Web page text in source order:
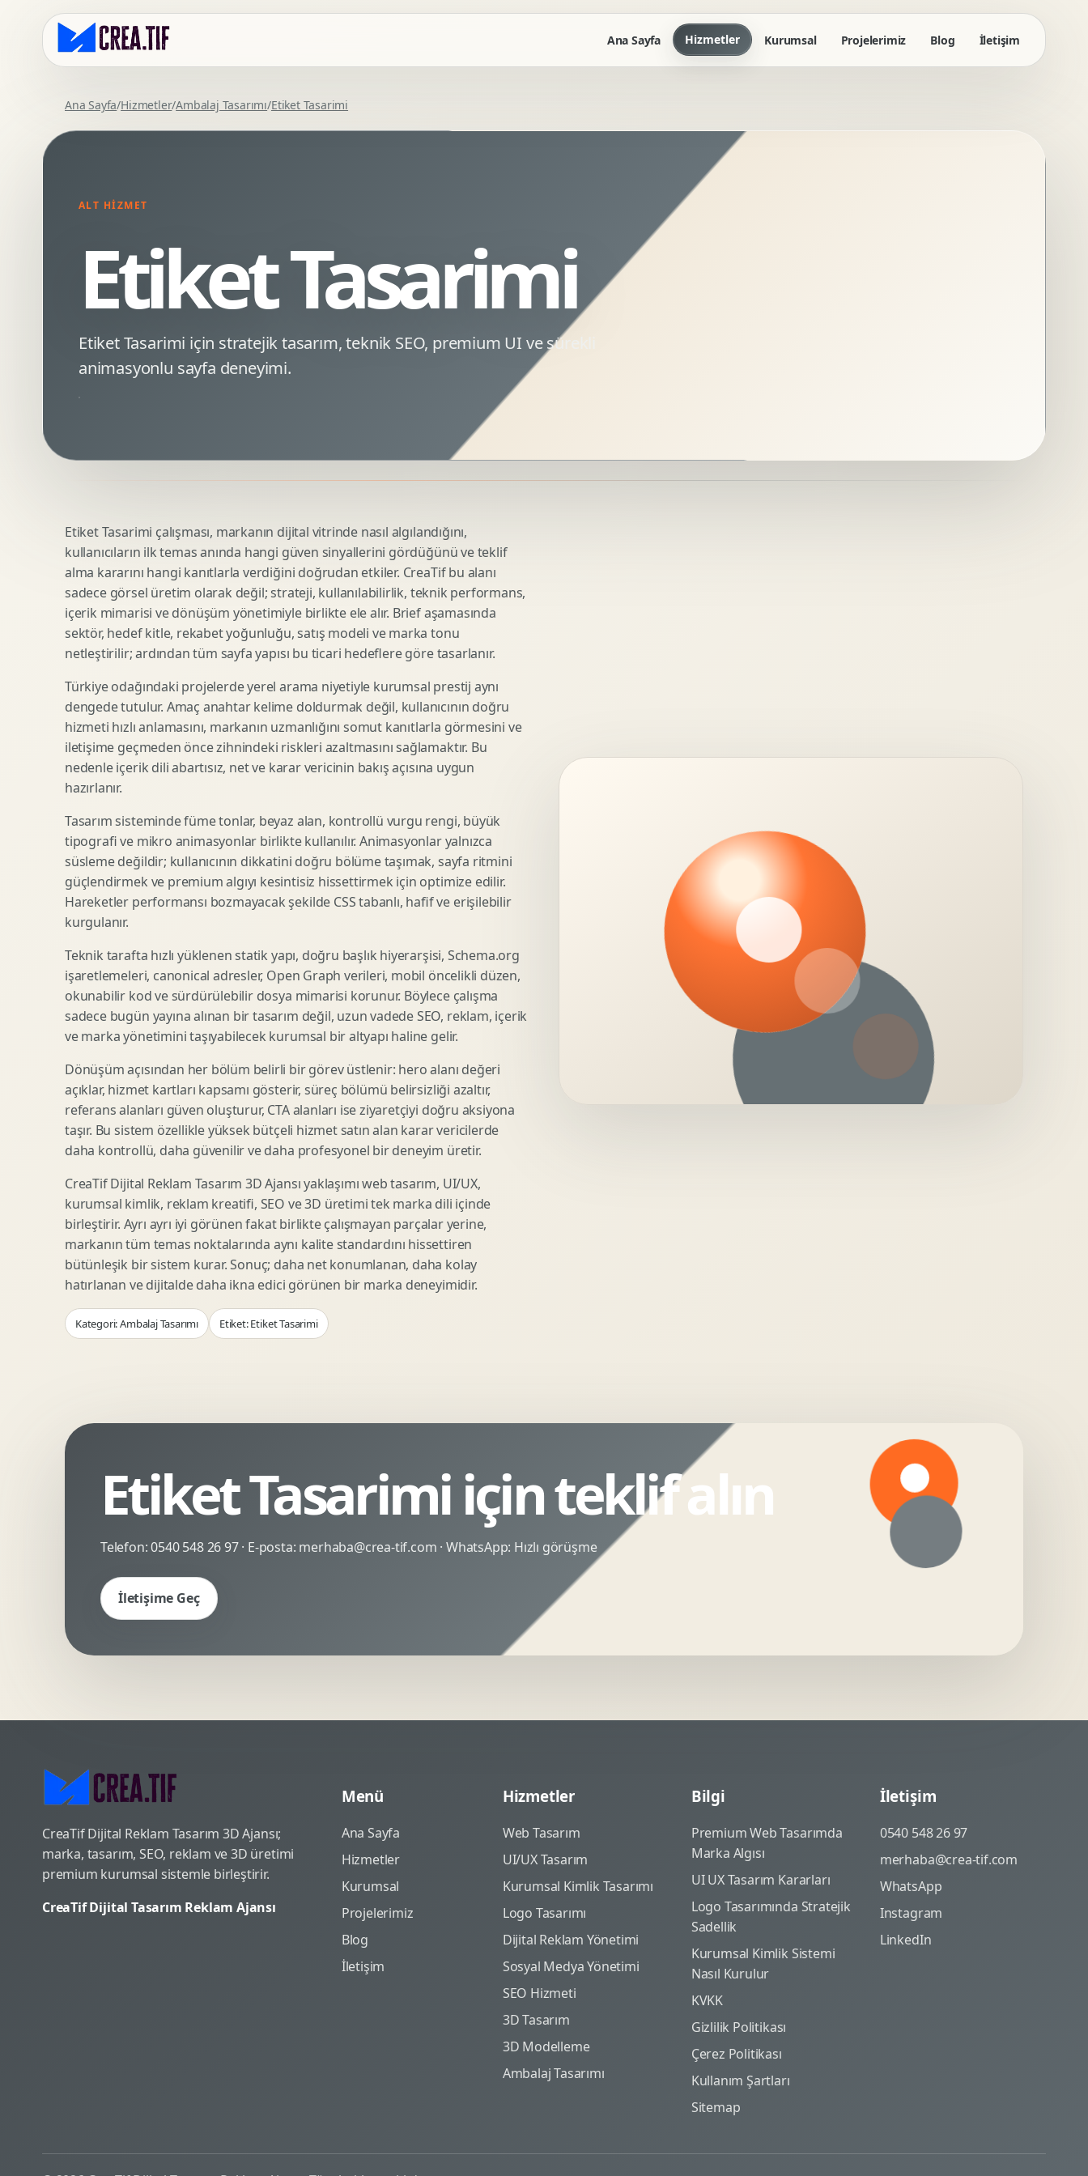
Ana Sayfa Hizmetler
Kurumsal Web Tasarim
Webflow Web Tasarim
Framer Web Tasarim
Kurumsal Site Yenileme
Prototip Tasarimi
Dashboard UI Tasarimi
Conversion UX Optimizasyonu
Kurumsal Dokuman Tasarimi
Ofis Ici Gorsel Kimlik
Kurumsal Katalog Tasarimi
Minimal Logo Tasarimi
Premium Logo Tasarimi
Logo Revizyonu
Kurumsal Logo Yenileme
Google Ads Reklam Tasarimi
Remarketing Kreatifleri
Sosyal Medya Kreatif Tasarimi
Reels Kapak Tasarimi
Topluluk Yonetimi
Influencer Kampanya Tasarimi
Uluslararasi SEO
SEO Icerik Stratejisi
Schema Markup Optimizasyonu
Urun Gorsellestirme
3D Reklam Gorseli
Cgi Kampanya Gorseli
3D Karakter Tasarimi
3D Stand Tasarimi
3D Sosyal Medya Gorseli
3D Lansman Filmi
3D Urun Modelleme
Mimari 3D Gorsellestirme
Endustriyel Modelleme
Low Poly Modelleme
High Poly Modelleme
3D Render Alma
Teknik Modelleme
Premium Ambalaj Tasarimi
Etiket Tasarimi
Kutu Tasarimi
Raf Gorunurlugu
Gida Ambalaj Tasarimi
Kozmetik Ambalaj Tasarimi
E Ticaret Kutu Tasarimi
Ambalaj Mockup Tasarimi
Afis Tasarimi
Brosur Tasarimi
Sosyal Medya Gorsel Tasarimi
Sunum Tasarimi
Infografik Tasarimi
Fuaye Gorsel Tasarimi
Kurumsal Ilan Tasarimi
Marka Stratejisi
Marka Konumlandirma
Isimlendirme
Rekabet Analizi
Marka Mimarisi
Deger Onerisi Tasarimi
Pazara Giris Stratejisi
Shopify Tasarim
Woocommerce Tasarim
Eticaret UX Optimizasyonu
Urun Sayfasi Tasarimi
Sepet Odeme UX
Pazaryeri Marka Magazasi
Eticaret SEO Altyapisi
Lead Generation Landing Page
Reklam Landing Page
Urun Lansman Sayfasi
Ab Test Arayuzu
App Landing Page
Form Optimizasyonu
Sales Page Tasarimi
Display Banner Tasarimi
Video Reklam Kreatifi
Outdoor Reklam Tasarimi
Story Reklam Tasarimi
Statik Reklam Gorseli
Motion Banner Tasarimi
Mikro Animasyon Tasarimi
Urun Tanitim Animasyonu
Interaktif Kampanya
Kurumsal Projelerimiz Blog İletişim
Ana Sayfa/Hizmetler/Ambalaj Tasarımı/Etiket Tasarimi
ALT HIZMET
Etiket Tasarimi
Etiket Tasarimi için stratejik tasarım, teknik SEO, premium UI ve sürekli
animasyonlu sayfa deneyimi.
Etiket Tasarimi çalışması, markanın dijital vitrinde nasıl algılandığını,
kullanıcıların ilk temas anında hangi güven sinyallerini gördüğünü ve teklif
alma kararını hangi kanıtlarla verdiğini doğrudan etkiler. CreaTif bu alanı
sadece görsel üretim olarak değil; strateji, kullanılabilirlik, teknik performans,
içerik mimarisi ve dönüşüm yönetimiyle birlikte ele alır. Brief aşamasında
sektör, hedef kitle, rekabet yoğunluğu, satış modeli ve marka tonu
netleştirilir; ardından tüm sayfa yapısı bu ticari hedeflere göre tasarlanır.
Türkiye odağındaki projelerde yerel arama niyetiyle kurumsal prestij aynı
dengede tutulur. Amaç anahtar kelime doldurmak değil, kullanıcının doğru
hizmeti hızlı anlamasını, markanın uzmanlığını somut kanıtlarla görmesini ve
iletişime geçmeden önce zihnindeki riskleri azaltmasını sağlamaktır. Bu
nedenle içerik dili abartısız, net ve karar vericinin bakış açısına uygun
hazırlanır.
Tasarım sisteminde füme tonlar, beyaz alan, kontrollü vurgu rengi, büyük
tipografi ve mikro animasyonlar birlikte kullanılır. Animasyonlar yalnızca
süsleme değildir; kullanıcının dikkatini doğru bölüme taşımak, sayfa ritmini
güçlendirmek ve premium algıyı kesintisiz hissettirmek için optimize edilir.
Hareketler performansı bozmayacak şekilde CSS tabanlı, hafif ve erişilebilir
kurgulanır.
Teknik tarafta hızlı yüklenen statik yapı, doğru başlık hiyerarşisi, Schema.org
işaretlemeleri, canonical adresler, Open Graph verileri, mobil öncelikli düzen,
okunabilir kod ve sürdürülebilir dosya mimarisi korunur. Böylece çalışma
sadece bugün yayına alınan bir tasarım değil, uzun vadede SEO, reklam, içerik
ve marka yönetimini taşıyabilecek kurumsal bir altyapı haline gelir.
Dönüşüm açısından her bölüm belirli bir görev üstlenir: hero alanı değeri
açıklar, hizmet kartları kapsamı gösterir, süreç bölümü belirsizliği azaltır,
referans alanları güven oluşturur, CTA alanları ise ziyaretçiyi doğru aksiyona
taşır. Bu sistem özellikle yüksek bütçeli hizmet satın alan karar vericilerde
daha kontrollü, daha güvenilir ve daha profesyonel bir deneyim üretir.
CreaTif Dijital Reklam Tasarım 3D Ajansı yaklaşımı web tasarım, UI/UX,
kurumsal kimlik, reklam kreatifi, SEO ve 3D üretimi tek marka dili içinde
birleştirir. Ayrı ayrı iyi görünen fakat birlikte çalışmayan parçalar yerine,
markanın tüm temas noktalarında aynı kalite standardını hissettiren
bütünleşik bir sistem kurar. Sonuç; daha net konumlanan, daha kolay
hatırlanan ve dijitalde daha ikna edici görünen bir marka deneyimidir.
Kategori: Ambalaj Tasarımı Etiket: Etiket Tasarimi
Etiket Tasarimi için teklif alın
Telefon:0540 548 26 97· E-posta: merhaba@crea-tif.com · WhatsApp: Hızlı görüşme
İletişime Geç
CreaTif Dijital Reklam Tasarım 3D Ajansı;
marka, tasarım, SEO, reklam ve 3D üretimi
premium kurumsal sistemle birleştirir.
CreaTif Dijital Tasarım Reklam Ajansı
Menü
Ana Sayfa
Hizmetler
Kurumsal
Projelerimiz
Blog
İletişim
Hizmetler
Web Tasarım
UI/UX Tasarım
Kurumsal Kimlik Tasarımı
Logo Tasarımı
Dijital Reklam Yönetimi
Sosyal Medya Yönetimi
SEO Hizmeti
3D Tasarım
3D Modelleme
Ambalaj Tasarımı
Bilgi
Premium Web Tasarımda
Marka Algısı
UI UX Tasarım Kararları
Logo Tasarımında Stratejik
Sadellik
Kurumsal Kimlik Sistemi
Nasıl Kurulur
KVKK
Gizlilik Politikası
Çerez Politikası
Kullanım Şartları
Sitemap
İletişim
0540 548 26 97
merhaba@crea-tif.com
WhatsApp
Instagram
LinkedIn